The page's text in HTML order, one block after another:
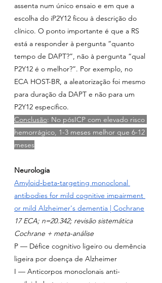
assenta num único ensaio e em que a
escolha do iP2Y12 ficou à descrição do
clínico. O ponto importante é que a RS
está a responder à pergunta “quanto
tempo de DAPT?”, não à pergunta “qual
P2Y12 é o melhor?”. Por exemplo, no
ECA HOST-BR, a aleatorização foi mesmo
para duração da DAPT e não para um
P2Y12 específico.
Conclusão: No pósICP com elevado risco
hemorrágico, 1-3 meses melhor que 6-12
meses
Neurologia
Amyloid‐beta‐targeting monoclonal
antibodies for mild cognitive impairment
or mild Alzheimer's dementia | Cochrane
17 ECA; n=20.342; revisão sistemática
Cochrane + meta-análise
P — Défice cognitivo ligeiro ou demência
ligeira por doença de Alzheimer
I — Anticorpos monoclonais anti-